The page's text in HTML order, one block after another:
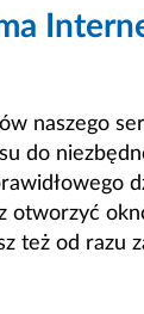
naszego
do
otworzyć
też od razu